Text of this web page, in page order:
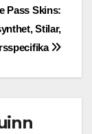
Pass Skins:
Stilar,